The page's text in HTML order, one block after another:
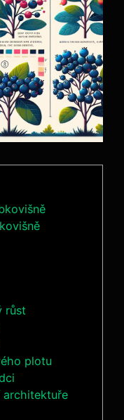
růst
plotu
architektuře